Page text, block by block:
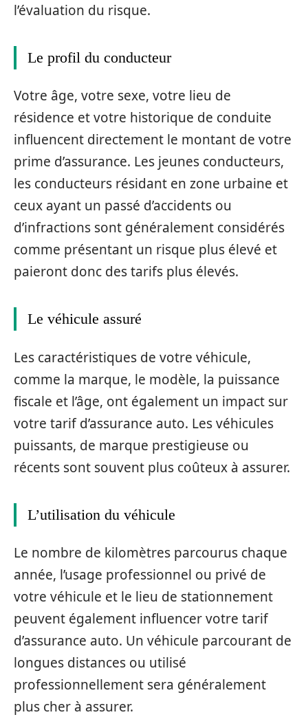
l’évaluation du risque.
Le profil du conducteur
Votre âge, votre sexe, votre lieu de
résidence et votre historique de conduite
influencent directement le montant de votre
prime d’assurance. Les jeunes conducteurs,
les conducteurs résidant en zone urbaine et
ceux ayant un passé d’accidents ou
d’infractions sont généralement considérés
comme présentant un risque plus élevé et
paieront donc des tarifs plus élevés.
Le véhicule assuré
Les caractéristiques de votre véhicule,
comme la marque, le modèle, la puissance
fiscale et l’âge, ont également un impact sur
votre tarif d’assurance auto. Les véhicules
puissants, de marque prestigieuse ou
récents sont souvent plus coûteux à assurer.
L’utilisation du véhicule
Le nombre de kilomètres parcourus chaque
année, l’usage professionnel ou privé de
votre véhicule et le lieu de stationnement
peuvent également influencer votre tarif
d’assurance auto. Un véhicule parcourant de
longues distances ou utilisé
professionnellement sera généralement
plus cher à assurer.